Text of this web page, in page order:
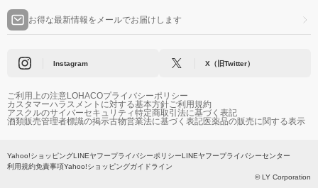
お得な最新情報をメールでお届けします
Instagram X（旧Twitter）
ご利用上の注意LOHACOプライバシーポリシー
カスタマーハラスメントに対する基本方針ご利用規約
アスクルのサイバーセキュリティ特定商取引法に基づく表記
酒類販売管理者標識の掲示古物営業法に基づく表記医薬品の販売に関する表示
Yahoo!ショッピングLINEヤフープライバシーポリシーLINEヤフープライバシーセンター
利用規約免責事項Yahoo!ショッピングガイドライン
© LY Corporation